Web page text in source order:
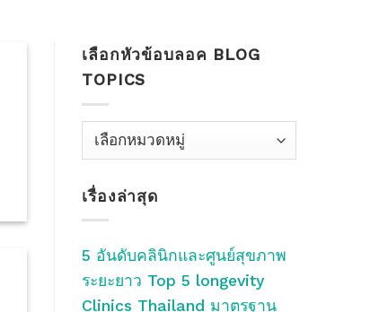
เลือกหัวข้อบลอค BLOG
TOPICS
เลือก
บลอค
Blog
เรื่องล่าสุด
5 อันดับคลินิกและศูนย์สุขภาพ
ระยะยาว Top 5 longevity
Clinics Thailand มาตรฐาน